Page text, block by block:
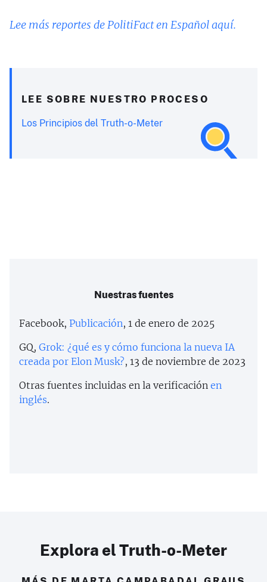
Lee más reportes de PolitiFact en Español aquí.
LEE SOBRE NUESTRO PROCESO
Los Principios del Truth-o-Meter
Nuestras fuentes
Facebook, Publicación, 1 de enero de 2025
GQ, Grok: ¿qué es y cómo funciona la nueva IA
creada por Elon Musk?, 13 de noviembre de 2023
Otras fuentes incluidas en la verificación en
inglés.
Explora el Truth-o-Meter